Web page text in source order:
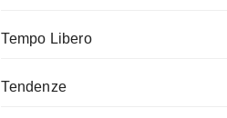
Tempo Libero
Tendenze